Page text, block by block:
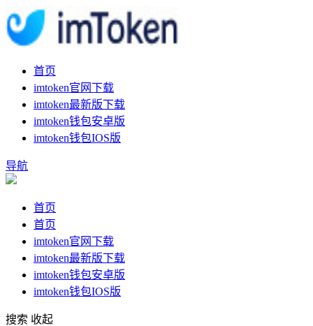
首页
imtoken官网下载
imtoken最新版下载
imtoken钱包安卓版
imtoken钱包IOS版
导航
首页
首页
imtoken官网下载
imtoken最新版下载
imtoken钱包安卓版
imtoken钱包IOS版
搜索 收起